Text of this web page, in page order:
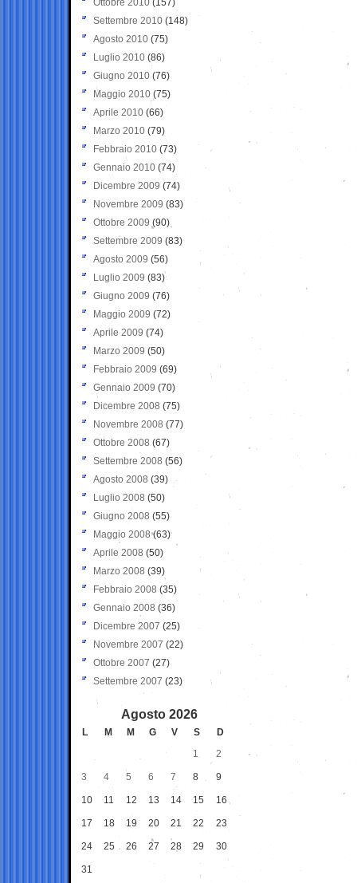
Ottobre 2010 (157)
Settembre 2010 (148)
Agosto 2010 (75)
Luglio 2010 (86)
Giugno 2010 (76)
Maggio 2010 (75)
Aprile 2010 (66)
Marzo 2010 (79)
Febbraio 2010 (73)
Gennaio 2010 (74)
Dicembre 2009 (74)
Novembre 2009 (83)
Ottobre 2009 (90)
Settembre 2009 (83)
Agosto 2009 (56)
Luglio 2009 (83)
Giugno 2009 (76)
Maggio 2009 (72)
Aprile 2009 (74)
Marzo 2009 (50)
Febbraio 2009 (69)
Gennaio 2009 (70)
Dicembre 2008 (75)
Novembre 2008 (77)
Ottobre 2008 (67)
Settembre 2008 (56)
Agosto 2008 (39)
Luglio 2008 (50)
Giugno 2008 (55)
Maggio 2008(63)
Aprile 2008 (50)
Marzo 2008 (39)
Febbraio 2008 (35)
Gennaio 2008 (36)
Dicembre 2007 (25)
Novembre 2007 (22)
Ottobre 2007 (27)
Settembre 2007 (23)
Agosto 2026
L M M G V S
D
1
2
3 4 5 6 7 8 9
10 11 12 13 14 15 16
17 18 19 20 21 22 23
24 25 26 27 28 29 30
31